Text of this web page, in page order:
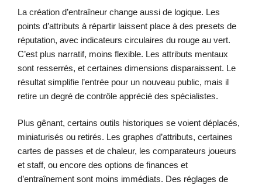
La création d’entraîneur change aussi de logique. Les
points d’attributs à répartir laissent place à des presets de
réputation, avec indicateurs circulaires du rouge au vert.
C’est plus narratif, moins flexible. Les attributs mentaux
sont resserrés, et certaines dimensions disparaissent. Le
résultat simplifie l’entrée pour un nouveau public, mais il
retire un degré de contrôle apprécié des spécialistes.
Plus gênant, certains outils historiques se voient déplacés,
miniaturisés ou retirés. Les graphes d’attributs, certaines
cartes de passes et de chaleur, les comparateurs joueurs
et staff, ou encore des options de finances et
d’entraînement sont moins immédiats. Des réglages de